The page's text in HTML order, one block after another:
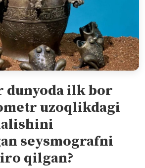
ilk bor
uzoqlikdagi
seysmografni
qilgan?